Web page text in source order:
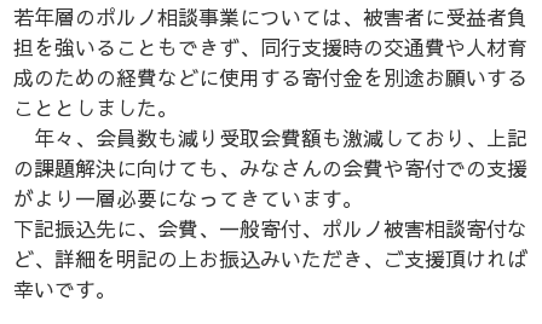
若年層のポルノ相談事業については、被害者に受益者負
担を強いることもできず、同行支援時の交通費や人材育
成のための経費などに使用する寄付金を別途お願いする
こととしました。
年々、会員数も減り受取会費額も激減しており、上記
の課題解決に向けても、みなさんの会費や寄付での支援
がより一層必要になってきています。
下記振込先に、会費、一般寄付、ポルノ被害相談寄付な
ど、詳細を明記の上お振込みいただき、ご支援頂ければ
幸いです。